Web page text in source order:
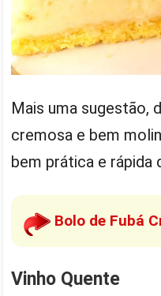
Mais uma sugestão,
cremosa e bem
bem prática e rápida
Bolo de Fubá
Vinho Quente